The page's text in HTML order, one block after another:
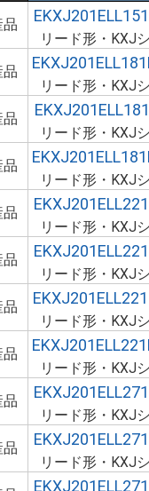
品
リード形・KXJ
品
リード形・KXJ
品
リード形・KXJ
品
リード形・KXJ
品
リード形・KXJ
品
リード形・KXJ
品
リード形・KXJ
品
リード形・KXJ
品
リード形・KXJ
品
リード形・KXJ